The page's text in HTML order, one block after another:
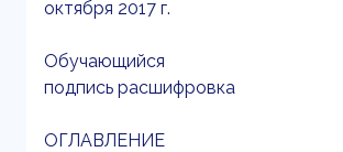
октября 2017 г.
Обучающийся
подпись расшифровка
ОГЛАВЛЕНИЕ